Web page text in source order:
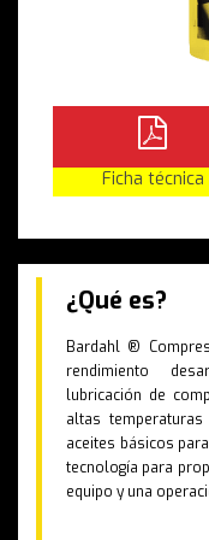
Ficha técnica
¿Qué es?
Bardahl ®
rendimiento
lubricación de
altas
aceites básicos
tecnología para
equipo y una